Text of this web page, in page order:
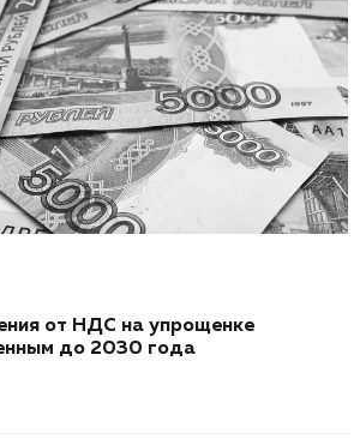
от НДС на упрощенке
до 2030 года